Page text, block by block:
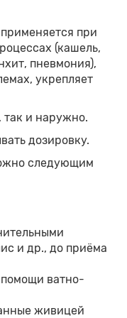
при
(кашель,
пневмония),
укрепляет
так и наружно.
дозировку.
следующим
и др., до приёма
ватно-
живицей